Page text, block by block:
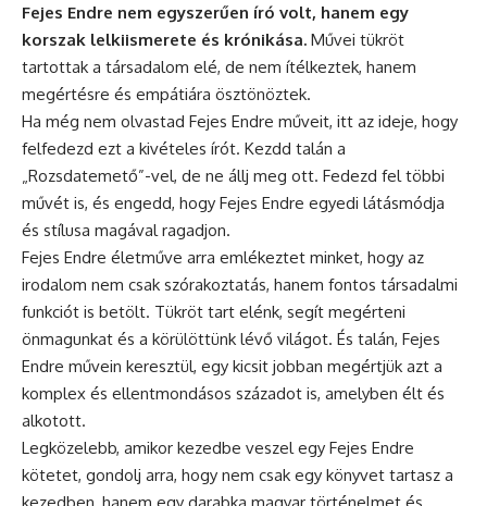
Fejes Endre nem egyszerűen író volt, hanem egy
korszak lelkiismerete és krónikása. Művei tükröt
tartottak a társadalom elé, de nem ítélkeztek, hanem
megértésre és empátiára ösztönöztek.
Ha még nem olvastad Fejes Endre műveit, itt az ideje, hogy
felfedezd ezt a kivételes írót. Kezdd talán a
„Rozsdatemető”-vel, de ne állj meg ott. Fedezd fel többi
művét is, és engedd, hogy Fejes Endre egyedi látásmódja
és stílusa magával ragadjon.
Fejes Endre életműve arra emlékeztet minket, hogy az
irodalom nem csak szórakoztatás, hanem fontos társadalmi
funkciót is betölt. Tükröt tart elénk, segít megérteni
önmagunkat és a körülöttünk lévő világot. És talán, Fejes
Endre művein keresztül, egy kicsit jobban megértjük azt a
komplex és ellentmondásos századot is, amelyben élt és
alkotott.
Legközelebb, amikor kezedbe veszel egy Fejes Endre
kötetet, gondolj arra, hogy nem csak egy könyvet tartasz a